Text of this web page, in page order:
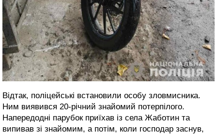
Відтак, поліцейські встановили особу зловмисника.
Ним виявився 20-річний знайомий потерпілого.
Напередодні парубок приїхав із села Жаботин та
випивав зі знайомим, а потім, коли господар заснув,